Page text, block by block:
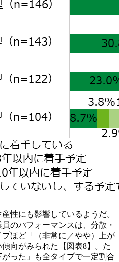
性にも影響しているようだ。
のパフォーマンスは、分散・
ほど「（非常に／やや）上が
向がみられた【図表8】。た
った」も全タイプで一定割合